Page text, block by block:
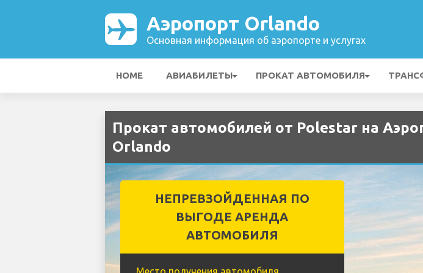
Аэропорт Orlando
Основная информация об аэропорте и услугах
HOME АВИАБИЛЕТЫ ПРОКАТ АВТОМОБИЛЯ
Прокат автомобилей от Polestar на
Orlando
НЕПРЕВЗОЙДЕННАЯ ПО
ВЫГОДЕ АРЕНДА
АВТОМОБИЛЯ